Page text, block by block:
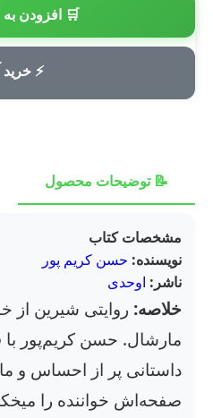
🛒 افزودن
⚡ خرید
💳 پرداخت امن
📝 توضیحات محصول
مشخصات کتاب
نویسنده: حسن کریم پور
ناشر: اوحدی
خلاصه: روایتی شیرین از
مارشال. حسن کریم‌پور
داستانی پر از احساس و
صفحه‌اش خواننده را